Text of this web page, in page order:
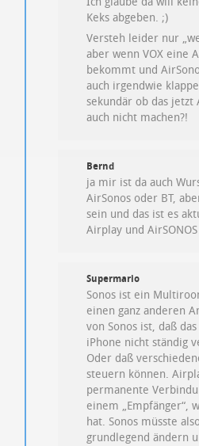
Keks abgeben. ;)
Versteh leider nur
aber wenn VOX eine
bekommt und
auch irgendwie
sekundär ob das jetzt
auch nicht machen?!
Bernd
ja mir ist da auch
AirSonos oder BT,
sein und das ist es
Airplay und
Supermario
Sonos ist ein
einen ganz anderen
von Sonos ist, daß
iPhone nicht ständig
Oder daß
steuern können.
permanente
einem „Empfänger“,
hat. Sonos müsste
grundlegend ändern